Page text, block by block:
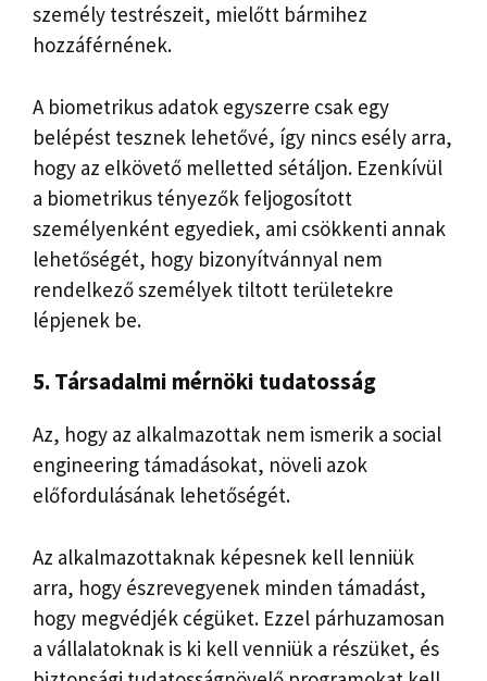
személy testrészeit, mielőtt bármihez
hozzáférnének.
A biometrikus adatok egyszerre csak egy
belépést tesznek lehetővé, így nincs esély arra,
hogy az elkövető melletted sétáljon. Ezenkívül
a biometrikus tényezők feljogosított
személyenként egyediek, ami csökkenti annak
lehetőségét, hogy bizonyítvánnyal nem
rendelkező személyek tiltott területekre
lépjenek be.
5. Társadalmi mérnöki tudatosság
Az, hogy az alkalmazottak nem ismerik a social
engineering támadásokat, növeli azok
előfordulásának lehetőségét.
Az alkalmazottaknak képesnek kell lenniük
arra, hogy észrevegyenek minden támadást,
hogy megvédjék cégüket. Ezzel párhuzamosan
a vállalatoknak is ki kell venniük a részüket, és